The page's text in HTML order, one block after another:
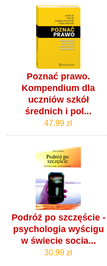
Poznać prawo.
Kompendium dla
uczniów szkół
średnich i pol...
47.99 zł
Podróż po szczęście -
psychologia wyścigu
w świecie socia...
30.99 zł